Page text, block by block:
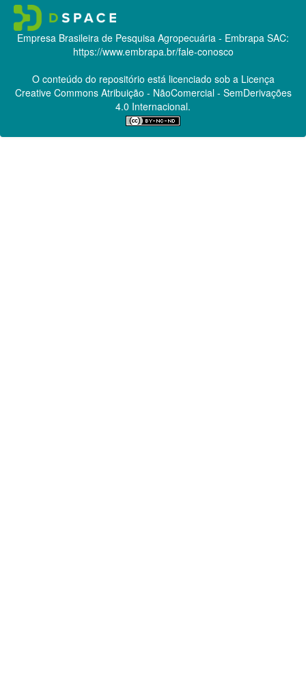
Empresa Brasileira de Pesquisa Agropecuária - Embrapa SAC:
https://www.embrapa.br/fale-conosco
O conteúdo do repositório está licenciado sob a Licença
Creative CommonsAtribuição - NãoComercial - SemDerivações
4.0 Internacional.